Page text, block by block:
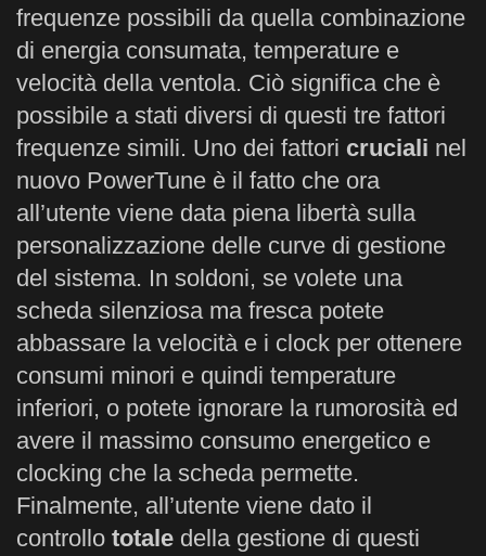
frequenze possibili da quella combinazione
di energia consumata, temperature e
velocità della ventola. Ciò significa che è
possibile a stati diversi di questi tre fattori
frequenze simili. Uno dei fattori cruciali nel
nuovo PowerTune è il fatto che ora
all’utente viene data piena libertà sulla
personalizzazione delle curve di gestione
del sistema. In soldoni, se volete una
scheda silenziosa ma fresca potete
abbassare la velocità e i clock per ottenere
consumi minori e quindi temperature
inferiori, o potete ignorare la rumorosità ed
avere il massimo consumo energetico e
clocking che la scheda permette.
Finalmente, all’utente viene dato il
controllo totale della gestione di questi